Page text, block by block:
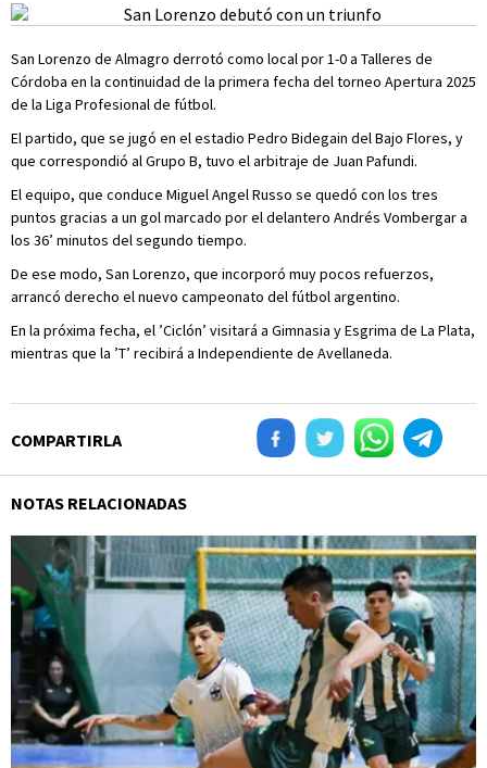
San Lorenzo de Almagro derrotó como local por 1-0 a Talleres de
Córdoba en la continuidad de la primera fecha del torneo Apertura 2025
de la Liga Profesional de fútbol.
El partido, que se jugó en el estadio Pedro Bidegain del Bajo Flores, y
que correspondió al Grupo B, tuvo el arbitraje de Juan Pafundi.
El equipo, que conduce Miguel Angel Russo se quedó con los tres
puntos gracias a un gol marcado por el delantero Andrés Vombergar a
los 36’ minutos del segundo tiempo.
De ese modo, San Lorenzo, que incorporó muy pocos refuerzos,
arrancó derecho el nuevo campeonato del fútbol argentino.
En la próxima fecha, el ’Ciclón’ visitará a Gimnasia y Esgrima de La Plata,
mientras que la ’T’ recibirá a Independiente de Avellaneda.
COMPARTIRLA
NOTAS RELACIONADAS